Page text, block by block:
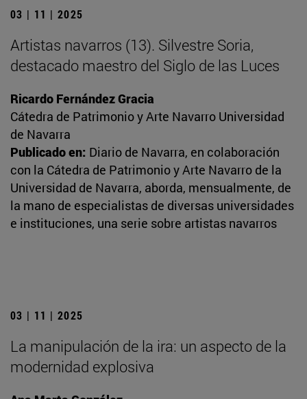
03 | 11 | 2025
Artistas navarros (13). Silvestre Soria,
destacado maestro del Siglo de las Luces
Ricardo Fernández Gracia
Cátedra de Patrimonio y Arte Navarro Universidad
de Navarra
Publicado en: Diario de Navarra, en colaboración
con la Cátedra de Patrimonio y Arte Navarro de la
Universidad de Navarra, aborda, mensualmente, de
la mano de especialistas de diversas universidades
e instituciones, una serie sobre artistas navarros
03 | 11 | 2025
La manipulación de la ira: un aspecto de la
modernidad explosiva